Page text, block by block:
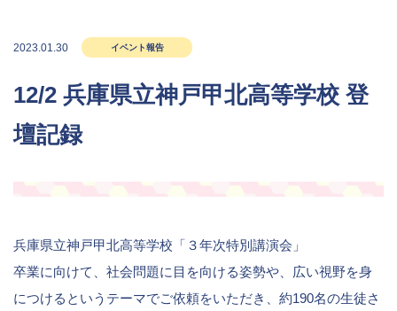
2023.01.30 イベント報告
12/2 兵庫県立神戸甲北高等学校 登
壇記録
兵庫県立神戸甲北高等学校「３年次特別講演会」
卒業に向けて、社会問題に目を向ける姿勢や、広い視野を身
につけるというテーマでご依頼をいただき、約190名の生徒さ